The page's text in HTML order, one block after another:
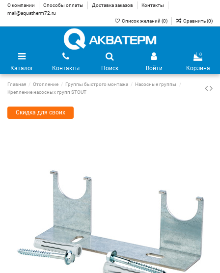
О компании Способы оплаты Доставка заказов
Контакты
mail@aquatherm72.ru
Список желаний (0) Сравнить (0)
Каталог Контакты Поиск Войти
0
Корзина
Главная Отопление Группы быстрого монтажа
Насосные группы
Крепление насосных групп STOUT
Скидка для своих